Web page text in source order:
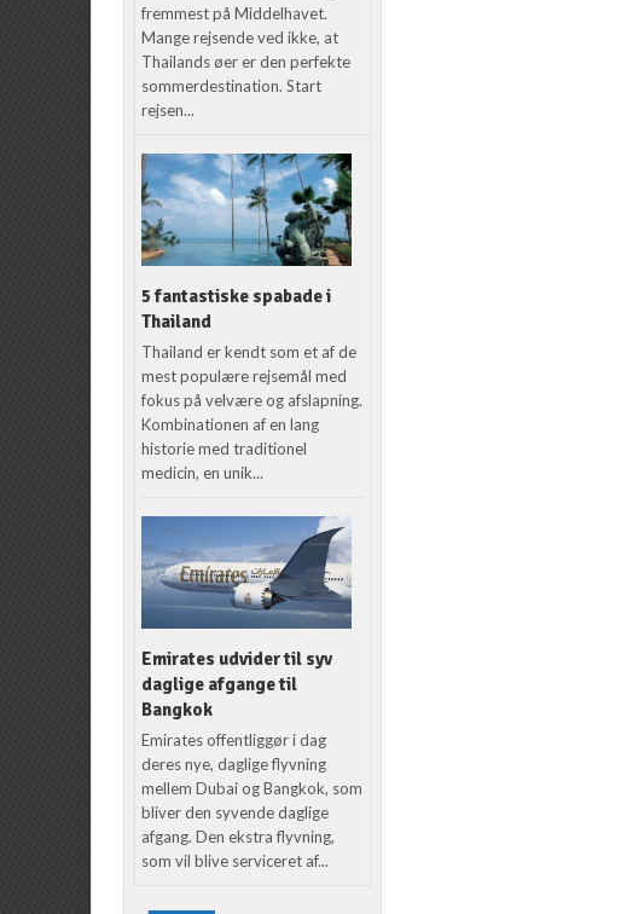
fremmest på Middelhavet.
Mange rejsende ved ikke, at
Thailands øer er den perfekte
sommerdestination. Start
rejsen...
5 fantastiske spabade i
Thailand
Thailand er kendt som et af de
mest populære rejsemål med
fokus på velvære og afslapning.
Kombinationen af en lang
historie med traditionel
medicin, en unik...
Emirates udvider til syv
daglige afgange til
Bangkok
Emirates offentliggør i dag
deres nye, daglige flyvning
mellem Dubai og Bangkok, som
bliver den syvende daglige
afgang. Den ekstra flyvning,
som vil blive serviceret af...